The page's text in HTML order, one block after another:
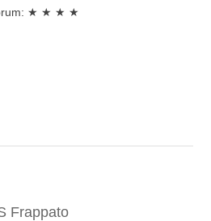
★ ★ ★ ★
Frappato